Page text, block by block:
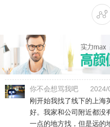

你不会想骂我吧
2024/
刚开始我找了线下的上海
好。我家和公司附近都没
一点的地方找，但是远的